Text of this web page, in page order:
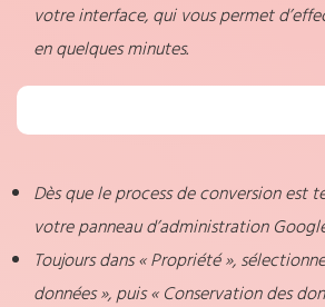
votre interface, qui vous permet
en quelques minutes.
Dès que le process de conversion est
votre panneau d’administration
Toujours dans « Propriété »,
données », puis « Conservation des